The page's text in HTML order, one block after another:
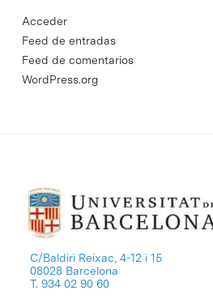
Acceder
Feed de entradas
Feed de comentarios
WordPress.org
C/Baldiri Reixac, 4-12 i 15
08028 Barcelona
T. 934 02 90 60